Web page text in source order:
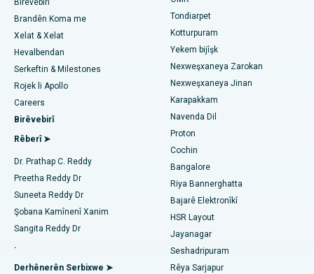
Dermatolog bibîne
Urolog bibîne
Diyabetolog bibîne
Jinekolog Bibîne
Bijîşkê Giştî Bibîne
Nexweşxaneya herî baş li Jubilee Hills, Hyderabad
Nexweşxaneya herî baş li Tondiarpet, Chennai
Nexweşxaneya herî baş li Kotturpuram, Chennai
Nexweşxaneya çêtirîn li Kovai Road, Karur
Nexweşxaneya herî baş li Karapakkam, Chennai
Nexweşxaneya herî baş li Arilova, Vizag
Nexweşxaneya herî baş li Kanpur Road, Lucknow
Nexweşxaneya herî baş li Sektora-26, Noida
Nexweşxaneya herî baş li Gandhinagar, Ahmedabad
Nexweşxaneya herî baş li Aragonda, Andhra Pradesh
Liposuction
Angiogram Coronary
Veguheztina Valveya Aortê ya Transkateterê
Çakkirina Vana MitraClip
Ablation kateter
Surgery Veavakirina ACL
Veguhestina erikê Berepaş
Ablation endometrial
Birêvebirî
Brandên Koma me
Xelat & Xelat
Hevalbendan
Serkeftin & Milestones
Rojek li Apollo
Careers
Birêvebirî
Rêberî ➤
Dr. Prathap C. Reddy
Preetha Reddy Dr
Suneeta Reddy Dr
Şobana Kamînenî Xanim
Sangita Reddy Dr
.
Derhênerên Serbixwe ➤
Tondiarpet
Kotturpuram
Yekem bijîşk
Nexweşxaneya Zarokan
Nexweşxaneya Jinan
Karapakkam
Navenda Dil
Proton
Cochin
Bangalore
Riya Bannerghatta
Bajarê Elektronîkî
HSR Layout
Jayanagar
Seshadripuram
Rêya Sarjapur